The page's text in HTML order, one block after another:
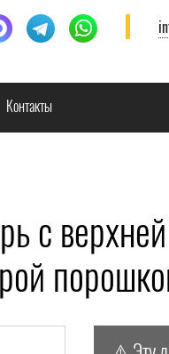
Контакты
с